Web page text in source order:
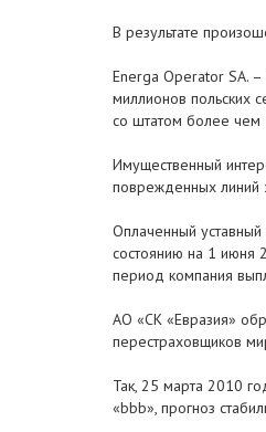
В результате
Energa Operator SA.
миллионов польских
со штатом более чем
Имущественный
поврежденных линий
Оплаченный уставный
состоянию на 1 июня
период компания
АО «СК «Евразия»
перестраховщиков
Так, 25 марта 2010
«bbb», прогноз